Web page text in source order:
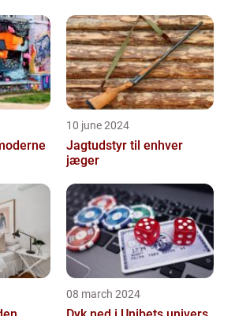
10 june 2024
Jagtudstyr til enhver
jæger
08 march 2024